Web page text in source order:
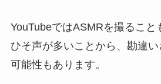
YouTubeではASMRを撮ること
ひそ声が多いことから、勘違
可能性もあります。